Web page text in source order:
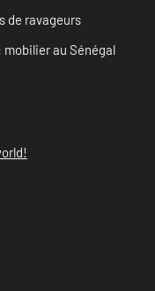
de ravageurs
au Sénégal